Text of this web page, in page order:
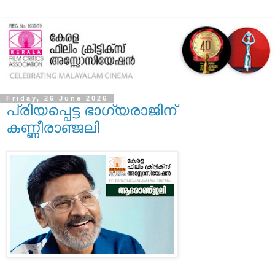
Friday, 26 June 2026
പ്രിയപ്പെട്ട ഭാഗ്യരാജിന്
കണ്ണീരാഞ്ജലി